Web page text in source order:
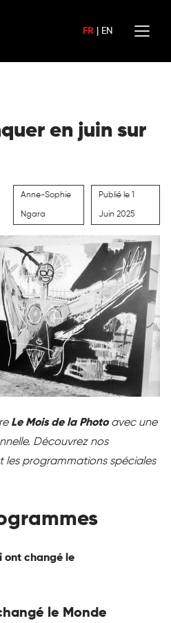
FR EN
en juin sur
Anne-Sophie
Ngara
Publié le 1
Juin 2025
Le Mois de la Photoavec une
Découvrez nos
les programmations spéciales
ont changé le
le Monde